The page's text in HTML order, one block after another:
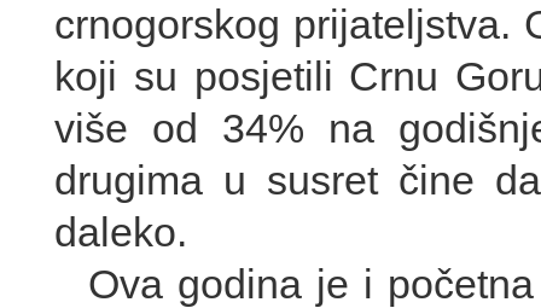
crnogorskog prijateljstva.
koji su posjetili Crnu
više od 34% na
drugima u susret čine
daleko.
Ova godina je i